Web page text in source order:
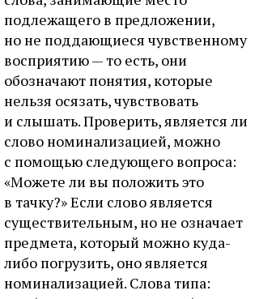
подлежащего в предложении,
но не поддающиеся чувственному
восприятию — то есть, они
обозначают понятия, которые
нельзя осязать, чувствовать
и слышать. Проверить, является ли
слово номинализацией, можно
с помощью следующего вопроса:
«Можете ли вы положить это
в тачку?» Если слово является
существительным, но не означает
предмета, который можно куда-
либо погрузить, оно является
номинализацией. Слова типа: